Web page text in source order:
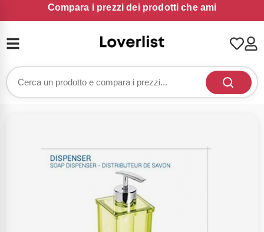
Compara i prezzi dei prodotti che ami